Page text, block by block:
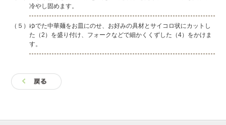
冷やし固めます。
（５）ゆでた中華麺をお皿にのせ、お好みの具材とサイコロ状にカットし
た（2）を盛り付け、フォークなどで細かくくずした（4）をかけま
す。